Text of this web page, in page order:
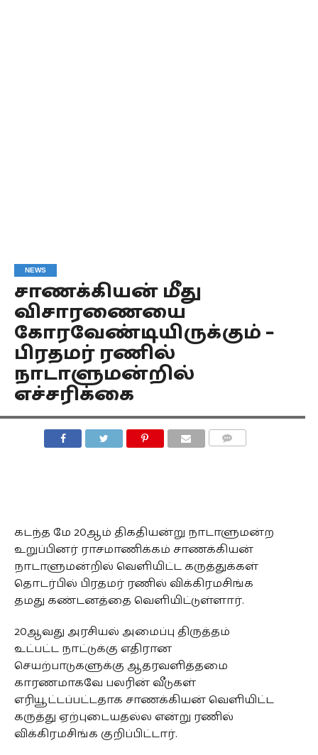
NEWS
சாணக்கியன் மீது
விசாரணையை
கோரவேண்டியிருக்கும் –
பிரதமர் ரணில்
நாடாளுமன்றில்
எச்சரிக்கை
கடந்த மே 20ஆம் திகதியன்று நாடாளுமன்ற
உறுப்பினர் ராசமாணிக்கம் சாணக்கியன்
நாடாளுமன்றில் வெளியிட்ட கருத்துக்கள்
தொடர்பில் பிரதமர் ரணில் விக்கிரமசிங்க
தமது கண்டனத்தை வெளியிட்டுள்ளார்.
20ஆவது அரசியல் அமைப்பு திருத்தம்
உட்பட்ட நாட்டுக்கு எதிரான
செயற்பாடுகளுக்கு ஆதரவளித்தமை
காரணமாகவே பலரின் வீடுகள்
எரியூட்டப்பட்டதாக சாணக்கியன் வெளியிட்ட
கருத்து ஏற்புடையதல்ல என்று ரணில்
விக்கிரமசிங்க குறிப்பிட்டார்.